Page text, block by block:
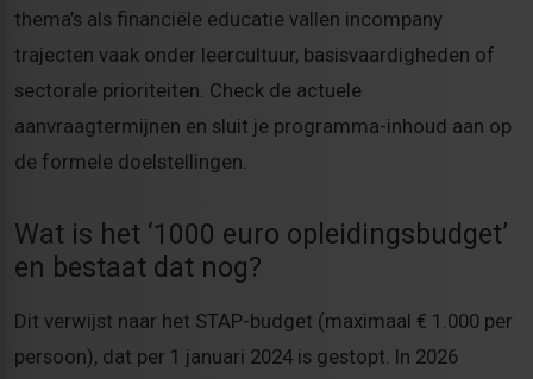
thema’s als financiële educatie vallen incompany
trajecten vaak onder leercultuur, basisvaardigheden of
sectorale prioriteiten. Check de actuele
aanvraagtermijnen en sluit je programma-inhoud aan op
de formele doelstellingen.
Wat is het ‘1000 euro opleidingsbudget’
en bestaat dat nog?
Dit verwijst naar het STAP-budget (maximaal € 1.000 per
persoon), dat per 1 januari 2024 is gestopt. In 2026